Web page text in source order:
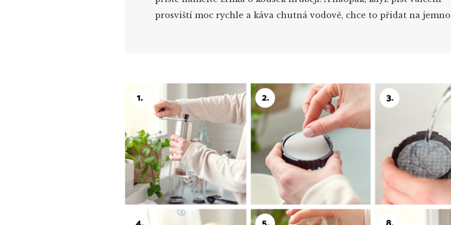
prosviští moc rychle a káva chutná vodově, chce to přidat na